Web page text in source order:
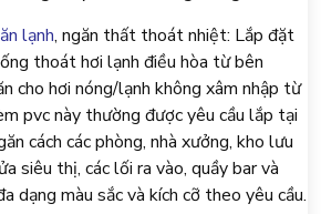
lạnh, ngăn thất thoát nhiệt: Lắp đặt
thoát hơi lạnh điều hòa từ bên
cho hơi nóng/lạnh không xâm nhập từ
pvc này thường được yêu cầu lắp tại
cách các phòng, nhà xưởng, kho lưu
siêu thị, các lối ra vào, quầy bar và
dạng màu sắc và kích cỡ theo yêu cầu.